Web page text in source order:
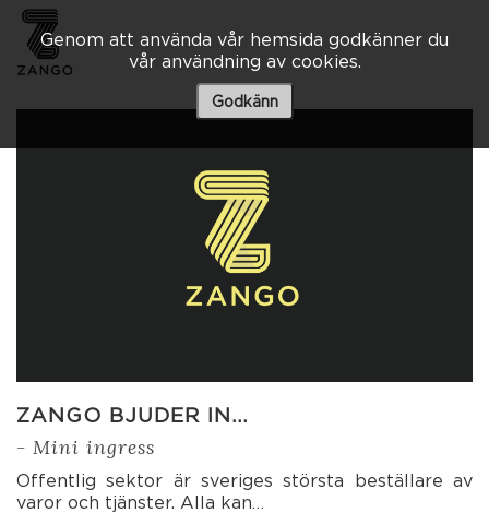
Genom att använda vår hemsida godkänner du
vår användning av cookies.
Godkänn
3 A
– 10 80 00
ZANGO BJUDER IN…
- Mini ingress
Offentlig sektor är sveriges största beställare av
varor och tjänster. Alla kan…